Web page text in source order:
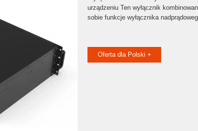
urządzeniu Ten wyłącznik
sobie funkcje wyłącznika
Oferta dla Polski +